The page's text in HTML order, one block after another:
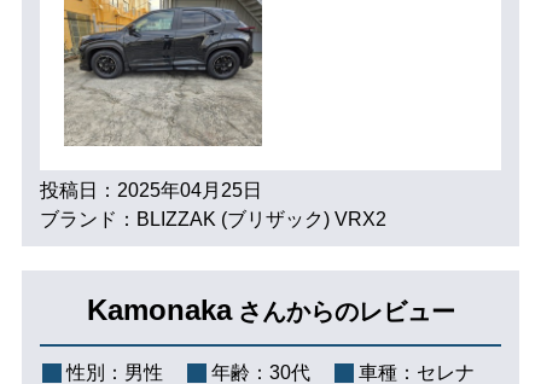
投稿日：2025年04月25日
ブランド：BLIZZAK (ブリザック) VRX2
Kamonaka さんからのレビュー
性別： 男性 年齢： 30代 車種： セレナ